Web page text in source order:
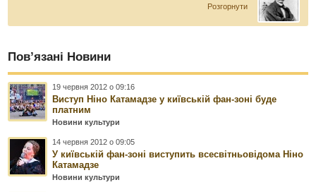
Розгорнути
Пов’язані Новини
19 червня 2012 о 09:16
Виступ Ніно Катамадзе у київській фан-зоні буде
платним
Новини культури
14 червня 2012 о 09:05
У київській фан-зоні виступить всесвітньовідома Ніно
Катамадзе
Новини культури